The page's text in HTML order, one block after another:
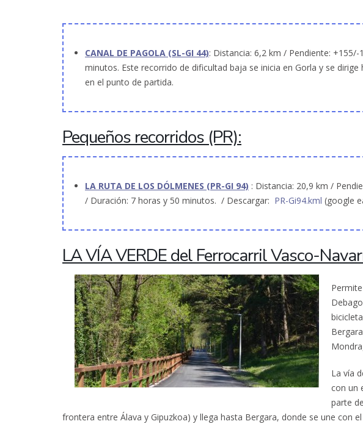
CANAL DE PAGOLA (SL-GI 44): Distancia: 6,2 km / Pendiente:
minutos. Este recorrido de dificultad baja se inicia en Gorla y se
en el punto de partida.
Pequeños recorridos (PR):
LA RUTA DE LOS DÓLMENES (PR-GI 94) : Distancia: 20,9 km /
/ Duración: 7 horas y 50 minutos. / Descargar: PR-Gi94.kml (google
LA VÍA VERDE del Ferrocarril Vasco-
La vía
con un
parte
frontera entre Álava y Gipuzkoa) y llega hasta Bergara, donde se une con